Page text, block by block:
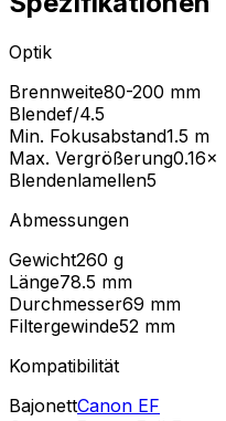
Optik
Brennweite80-200 mm
Blendef/4.5
Min. Fokusabstand1.5 m
Max. Vergrößerung0.16×
Blendenlamellen5
Abmessungen
Gewicht260 g
Länge78.5 mm
Durchmesser69 mm
Filtergewinde52 mm
Kompatibilität
BajonettCanon EF